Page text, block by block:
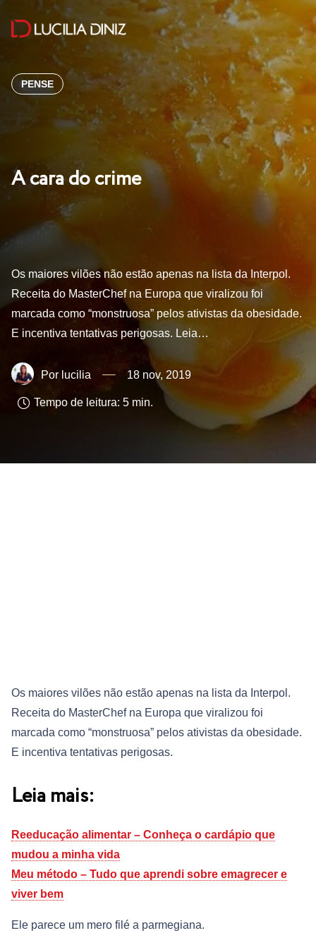
PENSE
A cara do crime
Os maiores vilões não estão apenas na lista da Interpol.
Receita do MasterChef na Europa que viralizou foi
marcada como “monstruosa” pelos ativistas da obesidade.
E incentiva tentativas perigosas. Leia…
lucilia 18 nov, 2019
Tempo de leitura: 5 min.
Os maiores vilões não estão apenas na lista da Interpol.
Receita do MasterChef na Europa que viralizou foi
marcada como “monstruosa” pelos ativistas da obesidade.
E incentiva tentativas perigosas.
Leia mais:
Reeducação alimentar – Conheça o cardápio que
mudou a minha vida
Meu método – Tudo que aprendi sobre emagrecer e
viver bem
Ele parece um mero filé a parmegiana.